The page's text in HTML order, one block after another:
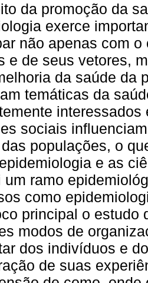
da promoção da
exerce
não apenas com o
e de seus vetores,
da saúde da
temáticas da
sociais
populações, o
e as
um ramo
como
principal o estudo
modos de
dos indivíduos e
de suas